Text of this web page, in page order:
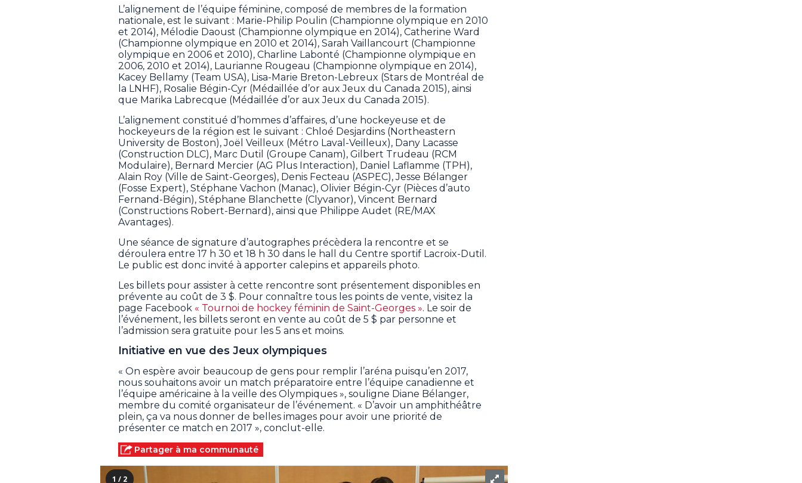
L’alignement de l’équipe féminine, composé de membres de la formation
nationale, est le suivant : Marie-Philip Poulin (Championne olympique en 2010
et 2014), Mélodie Daoust (Championne olympique en 2014), Catherine Ward
(Championne olympique en 2010 et 2014), Sarah Vaillancourt (Championne
olympique en 2006 et 2010), Charline Labonté (Championne olympique en
2006, 2010 et 2014), Laurianne Rougeau (Championne olympique en 2014),
Kacey Bellamy (Team USA), Lisa-Marie Breton-Lebreux (Stars de Montréal de
la LNHF), Rosalie Bégin-Cyr (Médaillée d’or aux Jeux du Canada 2015), ainsi
que Marika Labrecque (Médaillée d’or aux Jeux du Canada 2015).
L’alignement constitué d’hommes d’affaires, d’une hockeyeuse et de
hockeyeurs de la région est le suivant : Chloé Desjardins (Northeastern
University de Boston), Joël Veilleux (Métro Laval-Veilleux), Dany Lacasse
(Construction DLC), Marc Dutil (Groupe Canam), Gilbert Trudeau (RCM
Modulaire), Bernard Mercier (AG Plus Interaction), Daniel Laflamme (TPH),
Alain Roy (Ville de Saint-Georges), Denis Fecteau (ASPEC), Jesse Bélanger
(Fosse Expert), Stéphane Vachon (Manac), Olivier Bégin-Cyr (Pièces d’auto
Fernand-Bégin), Stéphane Blanchette (Clyvanor), Vincent Bernard
(Constructions Robert-Bernard), ainsi que Philippe Audet (RE/MAX
Avantages).
Une séance de signature d’autographes précèdera la rencontre et se
déroulera entre 17 h 30 et 18 h 30 dans le hall du Centre sportif Lacroix-Dutil.
Le public est donc invité à apporter calepins et appareils photo.
Les billets pour assister à cette rencontre sont présentement disponibles en
prévente au coût de 3 $. Pour connaître tous les points de vente, visitez la
page Facebook « Tournoi de hockey féminin de Saint-Georges ». Le soir de
l’événement, les billets seront en vente au coût de 5 $ par personne et
l’admission sera gratuite pour les 5 ans et moins.
Initiative en vue des Jeux olympiques
« On espère avoir beaucoup de gens pour remplir l’aréna puisqu’en 2017,
nous souhaitons avoir un match préparatoire entre l’équipe canadienne et
l’équipe américaine à la veille des Olympiques », souligne Diane Bélanger,
membre du comité organisateur de l’événement. « D’avoir un amphithéâtre
plein, ça va nous donner de belles images pour avoir une priorité de
présenter ce match en 2017 », conclut-elle.
Partager à ma communauté
1 / 2